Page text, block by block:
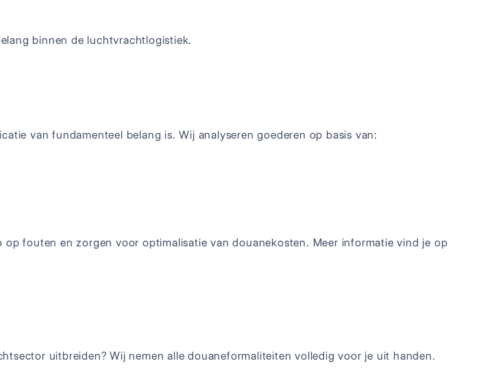
binnen de luchtvrachtlogistiek.
van fundamenteel belang is. Wij analyseren goederen op basis van:
fouten en zorgen voor optimalisatie van douanekosten. Meer informatie vind je op
uitbreiden? Wij nemen alle douaneformaliteiten volledig voor je uit handen.